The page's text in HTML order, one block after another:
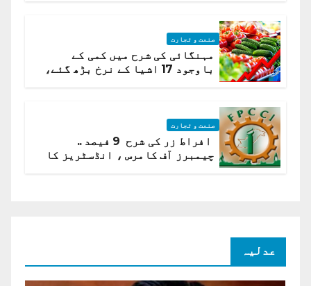
صنعت و تجارت
مہنگائی کی شرح میں کمی کے
باوجود 17 اشیا کے نرخ بڑھ گئے،
صنعت و تجارت
افراط زر کی شرح 9 فیصد ..
چیمبرز آف کامرس ، انڈسٹریز کا
عدلیہ